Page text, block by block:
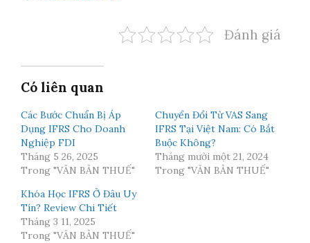
Đánh giá
Có liên quan
Các Bước Chuẩn Bị Áp
Dụng IFRS Cho Doanh
Nghiệp FDI
Tháng 5 26, 2025
Trong "VĂN BẢN THUẾ"
Chuyển Đổi Từ VAS Sang
IFRS Tại Việt Nam: Có Bắt
Buộc Không?
Tháng mười một 21, 2024
Trong "VĂN BẢN THUẾ"
Khóa Học IFRS Ở Đâu Uy
Tín? Review Chi Tiết
Tháng 3 11, 2025
Trong "VĂN BẢN THUẾ"